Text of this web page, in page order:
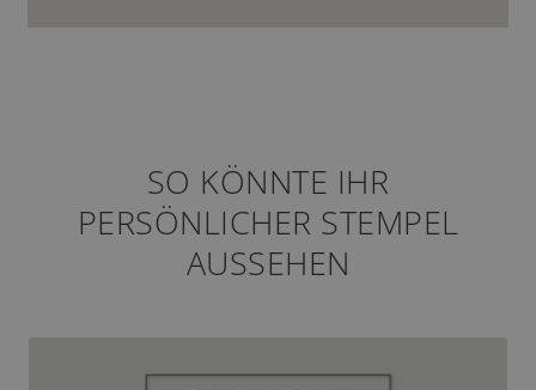
SO KÖNNTE IHR
PERSÖNLICHER STEMPEL
AUSSEHEN